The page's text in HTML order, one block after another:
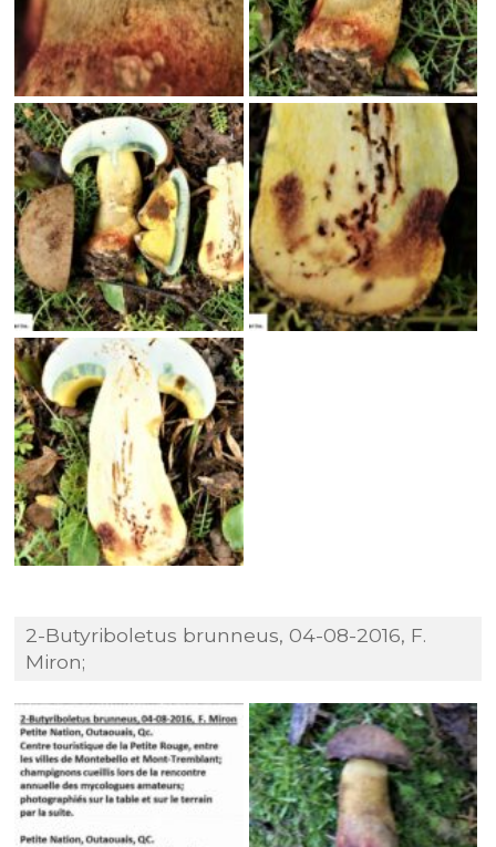
2-Butyriboletus brunneus, 04-08-2016, F.
Miron;